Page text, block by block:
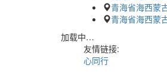
青海省海西蒙
青海省海西蒙
加载中…
友情链接:
心同行